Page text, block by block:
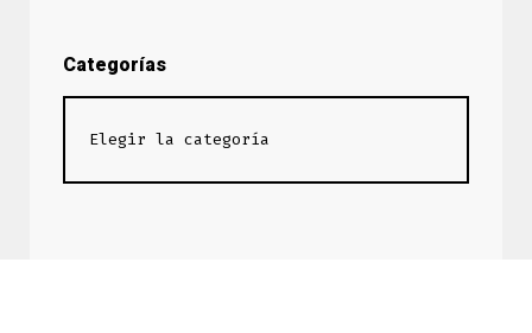
Categorías